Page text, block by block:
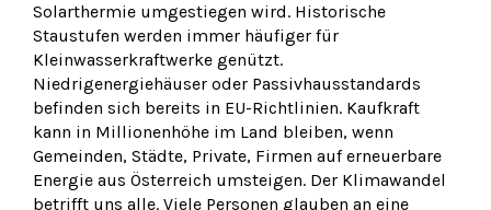
Solarthermie umgestiegen wird. Historische
Staustufen werden immer häufiger für
Kleinwasserkraftwerke genützt.
Niedrigenergiehäuser oder Passivhausstandards
befinden sich bereits in EU-Richtlinien. Kaufkraft
kann in Millionenhöhe im Land bleiben, wenn
Gemeinden, Städte, Private, Firmen auf erneuerbare
Energie aus Österreich umsteigen. Der Klimawandel
betrifft uns alle. Viele Personen glauben an eine